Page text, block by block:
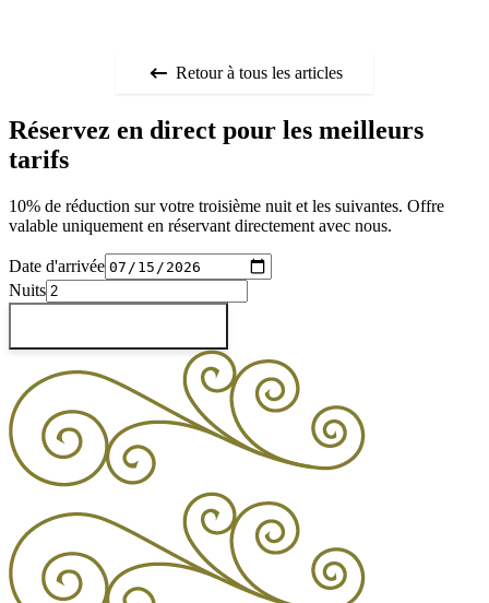
Retour à tous les articles
Réservez en direct pour les meilleurs
tarifs
10% de réduction sur votre troisième nuit et les suivantes. Offre
valable uniquement en réservant directement avec nous.
Date d'arrivée
Nuits